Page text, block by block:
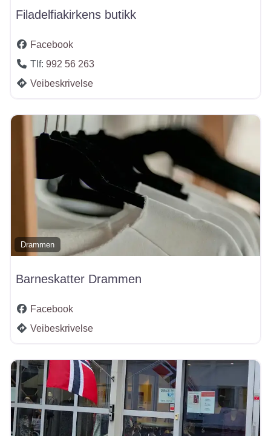
Filadelfiakirkens butikk
Facebook
Tlf: 992 56 263
Veibeskrivelse
Drammen
Barneskatter Drammen
Facebook
Veibeskrivelse